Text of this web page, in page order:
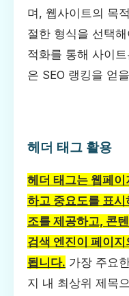
며, 웹사이트의 목
절한 형식을 선택
적화를 통해 사이
은 SEO 랭킹을 얻
헤더 태그 활용
헤더 태그는 웹페
하고 중요도를 표
조를 제공하고, 콘
검색 엔진이 페이지
됩니다. 가장 주요
지 내 최상위 제목